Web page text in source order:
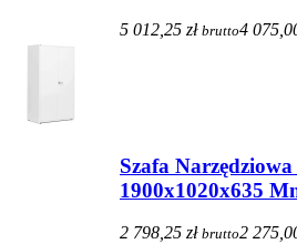
5 012,25 zł brutto4
Szafa
1900x1020x635
2 798,25 zł brutto2